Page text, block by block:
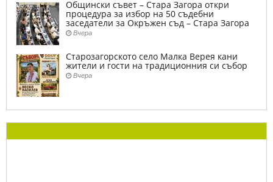
Общински съвет – Стара Загора откри
процедура за избор на 50 съдебни
заседатели за Окръжен съд – Стара Загора
Вчера
Старозагорското село Малка Верея кани
жители и гости на традиционния си събор
Вчера